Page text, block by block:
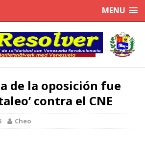
MENU
de la oposición fue
contra el CNE
Cheo